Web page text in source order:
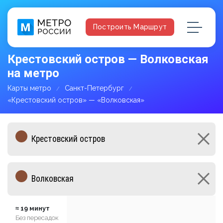
Построить Маршрут
Крестовский остров — Волковская
на метро
Карты метро
Санкт-Петербург
«Крестовский остров» — «Волковская»
≈ 19 минут
Без пересадок